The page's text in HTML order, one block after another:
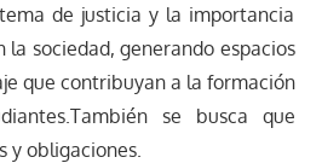
de justicia y la importancia
la sociedad, generando espacios
que contribuyan a la formación
se busca que
y obligaciones.